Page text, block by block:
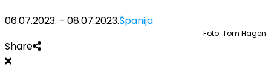
06.07.2023. - 08.07.2023.Španija
Foto: Tom Hagen
Share